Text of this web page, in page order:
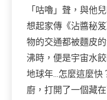
「咕嚕」聲，與他
想起家傳《沾醬秘
物的交通都被麵皮
沸時，便是宇宙水
地球年…怎麼這麼快
廚，打開了一個藏